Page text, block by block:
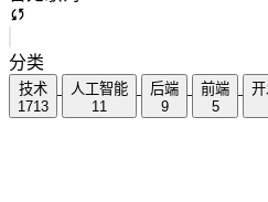
分类
技术
1713
人工智能
11
后端
9
前端
5